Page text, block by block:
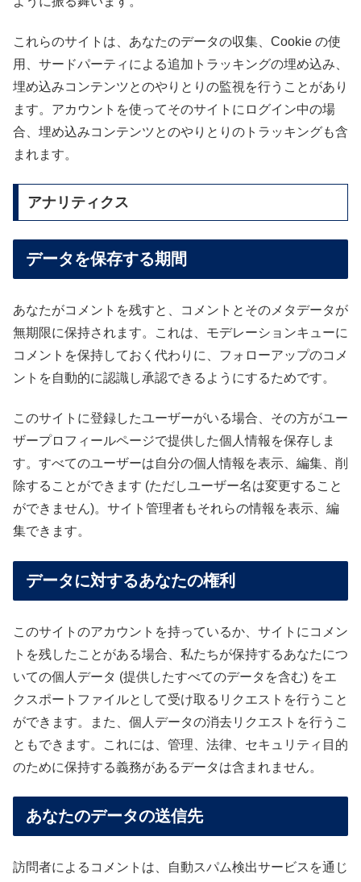
これらのサイトは、あなたのデータの収集、Cookie の使
用、サードパーティによる追加トラッキングの埋め込み、
埋め込みコンテンツとのやりとりの監視を行うことがあり
ます。アカウントを使ってそのサイトにログイン中の場
合、埋め込みコンテンツとのやりとりのトラッキングも含
まれます。
アナリティクス
データを保存する期間
あなたがコメントを残すと、コメントとそのメタデータが
無期限に保持されます。これは、モデレーションキューに
コメントを保持しておく代わりに、フォローアップのコメ
ントを自動的に認識し承認できるようにするためです。
このサイトに登録したユーザーがいる場合、その方がユー
ザープロフィールページで提供した個人情報を保存しま
す。すべてのユーザーは自分の個人情報を表示、編集、削
除することができます (ただしユーザー名は変更すること
ができません)。サイト管理者もそれらの情報を表示、編
集できます。
データに対するあなたの権利
このサイトのアカウントを持っているか、サイトにコメン
トを残したことがある場合、私たちが保持するあなたにつ
いての個人データ (提供したすべてのデータを含む) をエ
クスポートファイルとして受け取るリクエストを行うこと
ができます。また、個人データの消去リクエストを行うこ
ともできます。これには、管理、法律、セキュリティ目的
のために保持する義務があるデータは含まれません。
あなたのデータの送信先
訪問者によるコメントは、自動スパム検出サービスを通じ